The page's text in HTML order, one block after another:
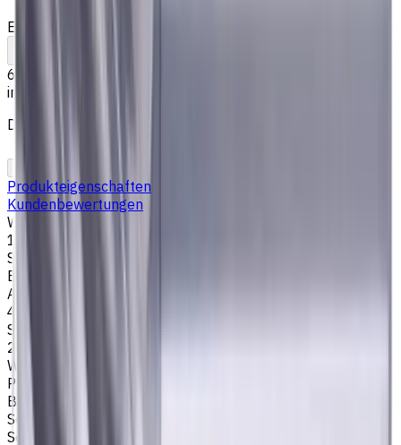
EM311-4KL-100005W
63,09 €
inkl. MwSt.
Der Preis wurde am 08.08.2026 berechnet
Produkteigenschaften
Kundenbewertungen
Werkzeugdurchmesser, mm
10
Stirngeometrie
Eckenradius
Anzahl der Schneiden
4
Schneidenlänge, mm
25
Werkstückmaterial
P - Stahl
Bearbeitungsart
Schlichtfräsen
Schulterfräsen